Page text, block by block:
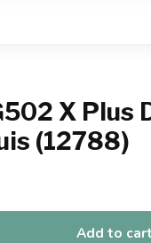
X Plus
(12788)
Add to cart